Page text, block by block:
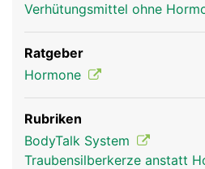
Verhütungsmittel ohne
Ratgeber
Hormone
Rubriken
BodyTalk System
Traubensilberkerze anstatt